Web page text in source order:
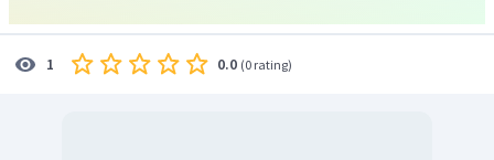
1 0.0 (0 rating)